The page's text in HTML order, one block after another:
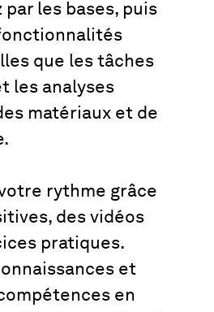
par les bases, puis
que les tâches
les analyses
matériaux et de
rythme grâce
des vidéos
pratiques.
et
en